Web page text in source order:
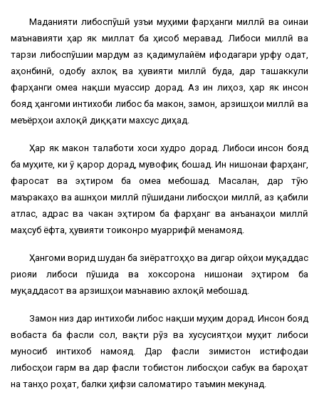
Маданияти либоспӯшӣ ҷузъи муҳими фарҳанги миллӣ ва оинаи
маънавияти ҳар як миллат ба ҳисоб меравад. Либоси миллӣ ва
тарзи либоспӯшии мардум аз қадимулайём ифодагари урфу одат,
ҷаҳонбинӣ, одобу ахлоқ ва ҳувияти миллӣ буда, дар ташаккули
фарҳанги ҷомеа нақши муассир дорад. Аз ин лиҳоз, ҳар як инсон
бояд ҳангоми интихоби либос ба макон, замон, арзишҳои миллӣ ва
меъёрҳои ахлоқӣ диққати махсус диҳад.
Ҳар як макон талаботи хоси худро дорад. Либоси инсон бояд
ба муҳите, ки ӯ қарор дорад, мувофиқ бошад. Ин нишонаи фарҳанг,
фаросат ва эҳтиром ба ҷомеа мебошад. Масалан, дар тӯю
маъракаҳо ва ҷашнҳои миллӣ пӯшидани либосҳои миллӣ, аз қабили
атлас, адрас ва чакан эҳтиром ба фарҳанг ва анъанаҳои миллӣ
маҳсуб ёфта, ҳувияти тоҷиконро муаррифӣ менамояд.
Ҳангоми ворид шудан ба зиёратгоҳҳо ва дигар ҷойҳои муқаддас
риояи либоси пӯшида ва хоксорона нишонаи эҳтиром ба
муқаддасот ва арзишҳои маънавию ахлоқӣ мебошад.
Замон низ дар интихоби либос нақши муҳим дорад. Инсон бояд
вобаста ба фасли сол, вақти рӯз ва хусусиятҳои муҳит либоси
муносиб интихоб намояд. Дар фасли зимистон истифодаи
либосҳои гарм ва дар фасли тобистон либосҳои сабук ва бароҳат
на танҳо роҳат, балки ҳифзи саломатиро таъмин мекунад.